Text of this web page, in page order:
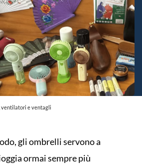
ventilatori e ventagli
gli ombrelli servono a
ormai sempre più